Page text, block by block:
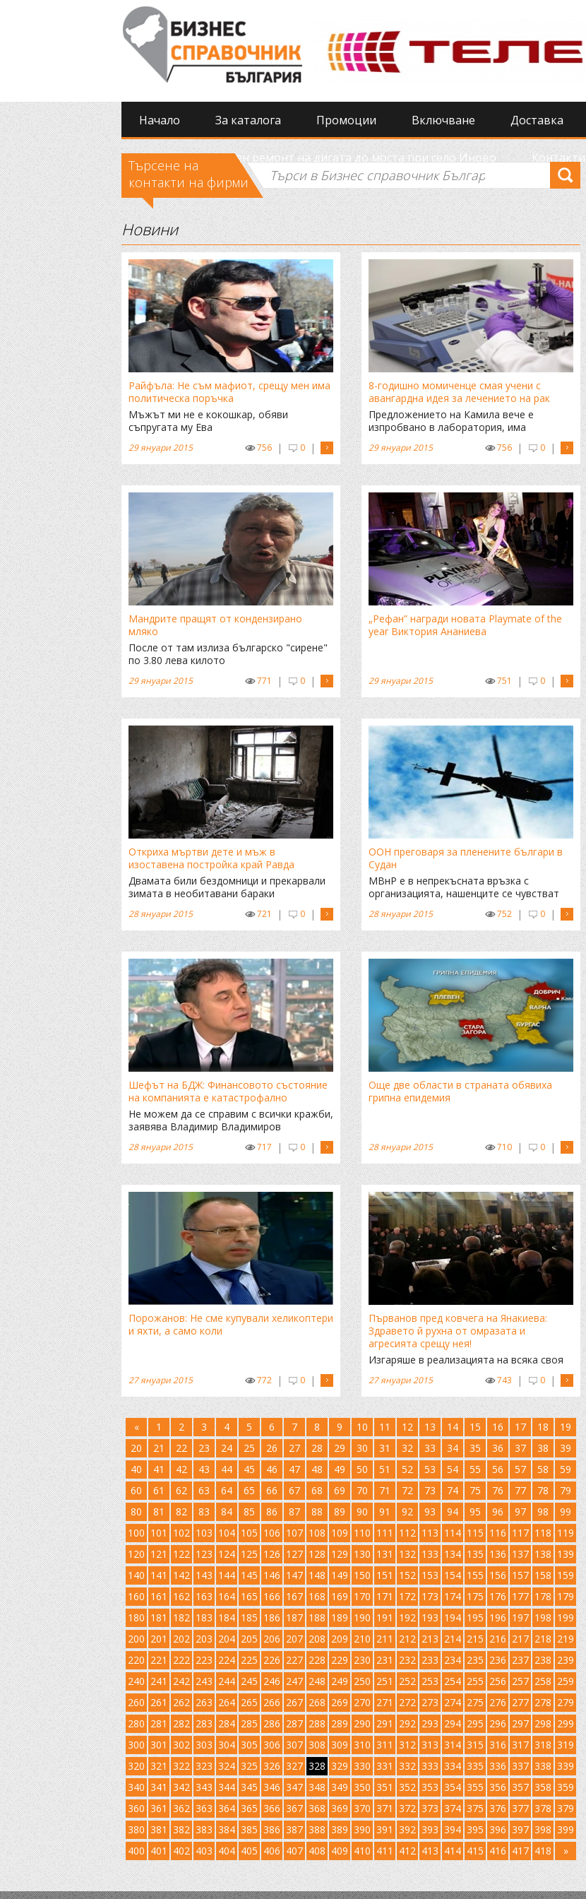
Начало За каталога Промоции Включване Доставка
Извършиха спешен ремонт на дигата до моста при село Иново Контакти
Търсене на
контакти на фирми
Новини
Райфъла: Не съм мафиот, срещу мен има
политическа поръчка
Мъжът ми не е кокошкар, обяви
съпругата му Ева
|
0
|
756
29 януари 2015
8-годишно момиченце смая учени с
авангардна идея за лечението на рак
Предложението на Камила вече е
изпробвано в лаборатория, има
|
0
|
756
29 януари 2015
Мандрите пращят от кондензирано
мляко
После от там излиза българско "сирене"
по 3.80 лева килото
|
0
|
771
29 януари 2015
„Рефан” награди новата Playmate of the
year Виктория Ананиева
|
0
|
751
29 януари 2015
Откриха мъртви дете и мъж в
изоставена постройка край Равда
Двамата били бездомници и прекарвали
зимата в необитавани бараки
|
0
|
721
28 януари 2015
ООН преговаря за пленените българи в
Судан
МВнР е в непрекъсната връзка с
организацията, нашенците се чувстват
|
0
|
752
28 януари 2015
Шефът на БДЖ: Финансовото състояние
на компанията е катастрофално
Не можем да се справим с всички кражби,
заявява Владимир Владимиров
|
0
|
717
28 януари 2015
Още две области в страната обявиха
грипна епидемия
|
0
|
710
28 януари 2015
Порожанов: Не сме купували хеликоптери
и яхти, а само коли
|
0
|
772
27 януари 2015
Първанов пред ковчега на Янакиева:
Здравето й рухна от омразата и
агресията срещу нея!
Изгаряше в реализацията на всяка своя
|
0
|
743
27 януари 2015
« 1 2 3 4 5 6 7 8 9 10 11 12 13 14 15 16 17 18
19
20
21 22 23 24 25 26 27 28 29 30 31 32 33 34 35 36 37 38
39
40
41 42 43 44 45 46 47 48 49 50 51 52 53 54 55 56 57 58
59
60
61 62 63 64 65 66 67 68 69 70 71 72 73 74 75 76 77 78
79
80
81 82 83 84 85 86 87 88 89 90 91 92 93 94 95 96 97 98
99
100 101 102 103 104 105 106 107 108 109 110 111 112 113 114 115 116 117 118 119
120 121 122 123 124 125 126 127 128 129 130 131 132 133 134 135 136 137 138 139
140 141 142 143 144 145 146 147 148 149 150 151 152 153 154 155 156 157 158 159
160 161 162 163 164 165 166 167 168 169 170 171 172 173 174 175 176 177 178 179
180 181 182 183 184 185 186 187 188 189 190 191 192 193 194 195 196 197 198 199
200 201 202 203 204 205 206 207 208 209 210 211 212 213 214 215 216 217 218 219
220 221 222 223 224 225 226 227 228 229 230 231 232 233 234 235 236 237 238 239
240 241 242 243 244 245 246 247 248 249 250 251 252 253 254 255 256 257 258 259
260 261 262 263 264 265 266 267 268 269 270 271 272 273 274 275 276 277 278 279
280 281 282 283 284 285 286 287 288 289 290 291 292 293 294 295 296 297 298 299
300 301 302 303 304 305 306 307 308 309 310 311 312 313 314 315 316 317 318 319
320 321 322 323 324 325 326 327 328 329 330 331 332 333 334 335 336 337 338 339
340 341 342 343 344 345 346 347 348 349 350 351 352 353 354 355 356 357 358 359
360 361 362 363 364 365 366 367 368 369 370 371 372 373 374 375 376 377 378 379
380 381 382 383 384 385 386 387 388 389 390 391 392 393 394 395 396 397 398 399
400 401 402 403 404 405 406 407 408 409 410 411 412 413 414 415 416 417 418 »